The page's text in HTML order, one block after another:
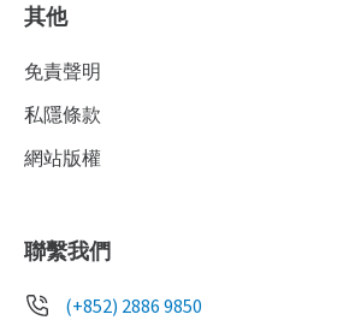
其他
免責聲明
私隱條款
網站版權
聯繫我們
(+852) 2886 9850